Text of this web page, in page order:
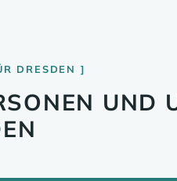
DRESDEN
UND